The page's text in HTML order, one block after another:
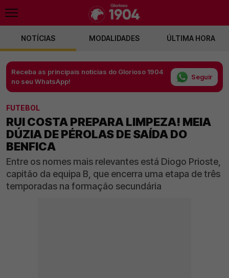
NOTÍCIAS MODALIDADES ÚLTIMA HORA
Receba as principais notícias do Glorioso 1904
no seu WhatsApp!
Seguir
FUTEBOL
RUI COSTA PREPARA LIMPEZA! MEIA
DÚZIA DE PÉROLAS DE SAÍDA DO
BENFICA
Entre os nomes mais relevantes está Diogo Prioste,
capitão da equipa B, que encerra uma etapa de três
temporadas na formação secundária